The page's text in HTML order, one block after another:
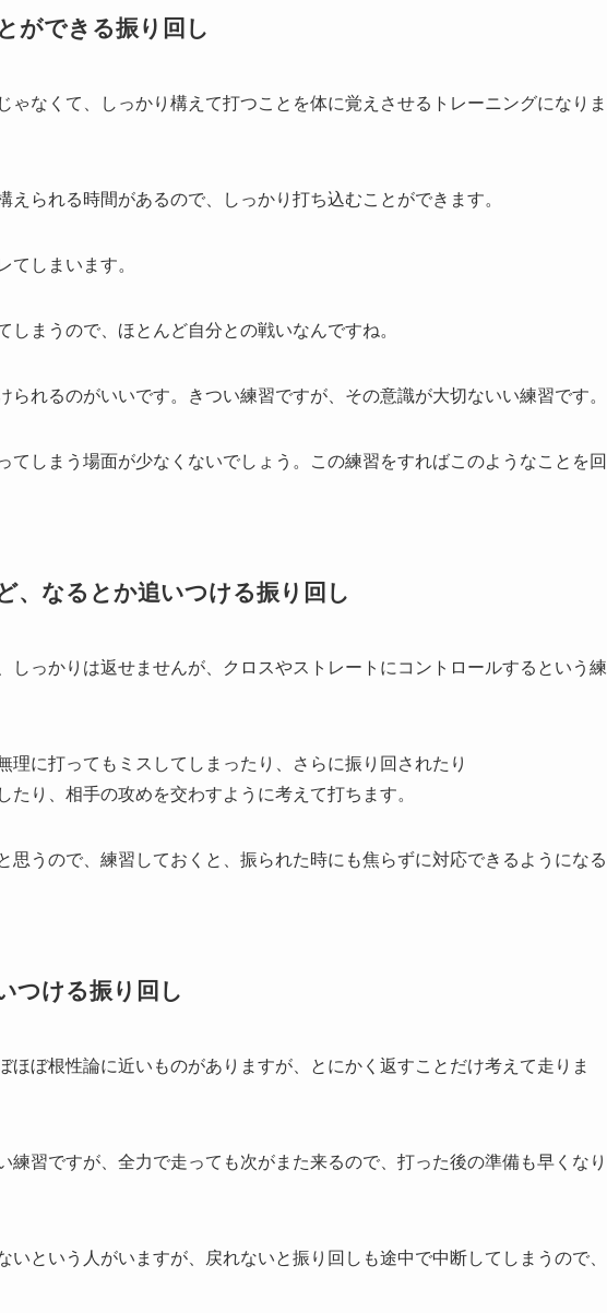
ができる振り回し
ゃなくて、しっかり構えて打つことを体に覚えさせるトレーニングになりま
えられる時間があるので、しっかり打ち込むことができます。
てしまいます。
しまうので、ほとんど自分との戦いなんですね。
られるのがいいです。きつい練習ですが、その意識が大切ないい練習です。
てしまう場面が少なくないでしょう。この練習をすればこのようなことを回
、なるとか追いつける振り回し
しっかりは返せませんが、クロスやストレートにコントロールするという練
理に打ってもミスしてしまったり、さらに振り回されたり
たり、相手の攻めを交わすように考えて打ちます。
思うので、練習しておくと、振られた時にも焦らずに対応できるようになる
つける振り回し
ほぼ根性論に近いものがありますが、とにかく返すことだけ考えて走りま
練習ですが、全力で走っても次がまた来るので、打った後の準備も早くなり
いという人がいますが、戻れないと振り回しも途中で中断してしまうので、